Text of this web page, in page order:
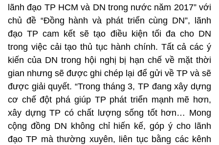
lãnh đạo TP HCM và DN trong nước năm 2017” với
chủ đề “Đồng hành và phát triển cùng DN”, lãnh
đạo TP cam kết sẽ tạo điều kiện tối đa cho DN
trong việc cải tạo thủ tục hành chính. Tất cả các ý
kiến của DN trong hội nghị bị hạn chế về mặt thời
gian nhưng sẽ được ghi chép lại để gửi về TP và sẽ
được giải quyết. “Trong tháng 3, TP đang xây dựng
cơ chế đột phá giúp TP phát triển mạnh mẽ hơn,
xây dựng TP có chất lượng sống tốt hơn… Mong
cộng đồng DN không chỉ hiến kế, góp ý cho lãnh
đạo TP mà thường xuyên, liên tục bằng các kênh